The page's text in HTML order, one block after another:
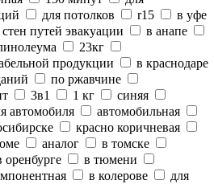
для потолков r15
в уфе
стен путей эвакуации
в анапе
23кг
продукции
в краснодаре
по ржавчине
3в1 1 кг
синяя
автомобиля
автомобильная
красно коричневая
аналог
в томске
оренбурге
в тюмени
в колерове
для